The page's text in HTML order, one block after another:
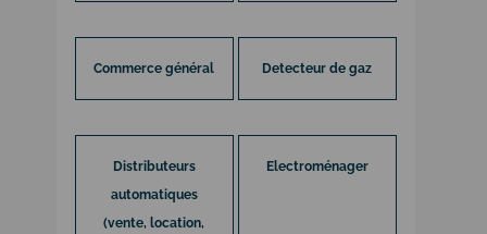
Commerce général Detecteur de gaz
Distributeurs
automatiques
(vente, location,
Electroménager